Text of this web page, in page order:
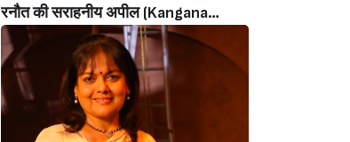
रनौत की सराहनीय अपील (Kangana
Ranaut’s Commendable Appeal
Regarding Weavers On National
Handloom Day)